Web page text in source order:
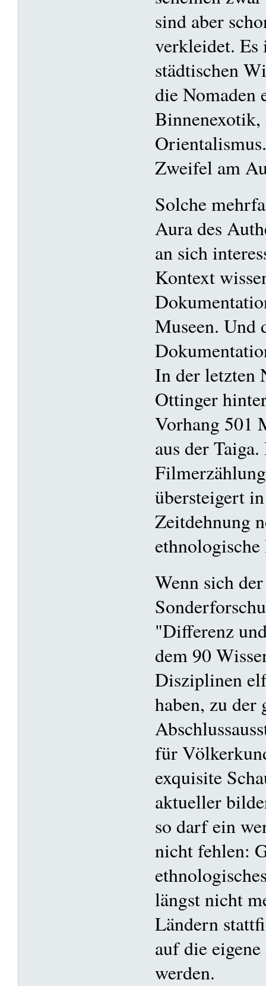
sind aber
verkleidet.
städtischen
die Nomaden
Binnenexotik,
Orientalismus.
Zweifel am
Solche
Aura des
an sich
Kontext
Museen. Und
In der letzten
Ottinger
Vorhang 501
aus der
übersteigert
Zeitdehnung
Wenn sich der
"Differenz
dem 90
Disziplinen
haben, zu der
für
exquisite
aktueller
so darf ein
nicht fehlen:
längst nicht
Ländern
auf die
werden.